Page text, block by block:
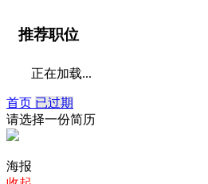
推荐职位
正在加载...
首页 已过期
请选择一份简历
海报